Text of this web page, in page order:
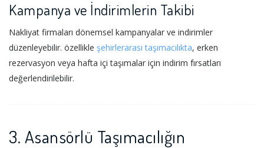
Kampanya ve İndirimlerin Takibi
Nakliyat firmaları dönemsel kampanyalar ve indirimler
düzenleyebilir. özellikle şehirlerarası taşımacılıkta, erken
rezervasyon veya hafta içi taşımalar için indirim fırsatları
değerlendirilebilir.
3. Asansörlü Taşımacılığın